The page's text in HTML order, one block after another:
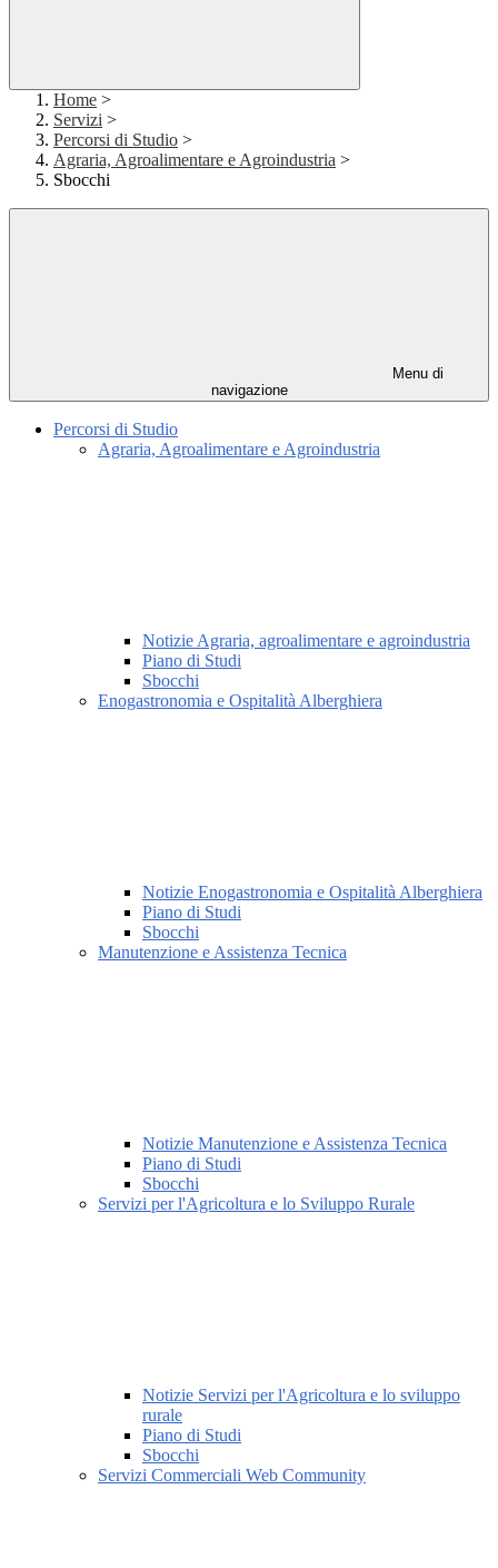
Home >
Servizi >
Percorsi di Studio >
Agraria, Agroalimentare e Agroindustria >
Sbocchi
Menu di
navigazione
Percorsi di Studio
Agraria, Agroalimentare e Agroindustria
Notizie Agraria, agroalimentare e agroindustria
Piano di Studi
Sbocchi
Enogastronomia e Ospitalità Alberghiera
Notizie Enogastronomia e Ospitalità Alberghiera
Piano di Studi
Sbocchi
Manutenzione e Assistenza Tecnica
Notizie Manutenzione e Assistenza Tecnica
Piano di Studi
Sbocchi
Servizi per l'Agricoltura e lo Sviluppo Rurale
Notizie Servizi per l'Agricoltura e lo sviluppo
rurale
Piano di Studi
Sbocchi
Servizi Commerciali Web Community